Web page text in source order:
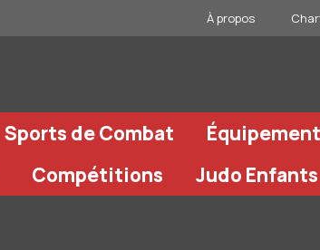
À propos
Sports de Combat
Compétitions Judo Enfants